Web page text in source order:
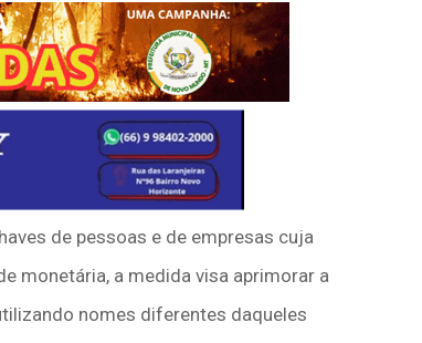
de pessoas e de empresas cuja
monetária, a medida visa aprimorar a
nomes diferentes daqueles